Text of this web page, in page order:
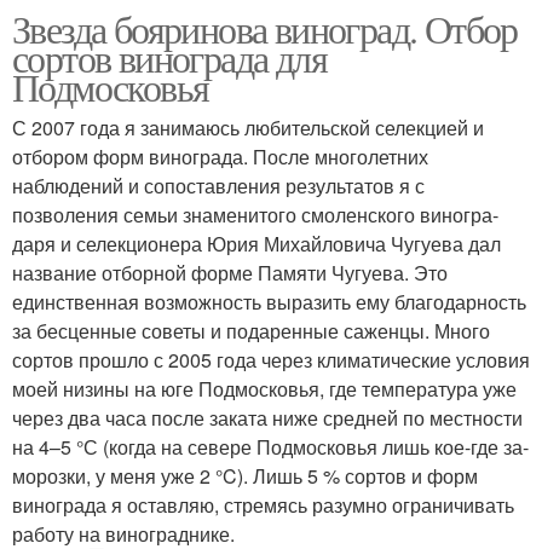
Звезда бояринова виноград. Отбор
сортов винограда для
Подмосковья
С 2007 года я занимаюсь любительской селекцией и
отбором форм винограда. После многолетних
наблюдений и сопо­ставления результатов я с
позволения се­мьи знаменитого смоленского виногра­
даря и селекционера Юрия Михайловича Чугуева дал
название отборной форме Памяти Чугуева. Это
единственная воз­можность выразить ему благодарность
за бесценные советы и подаренные са­женцы. Много
сортов прошло с 2005 года через климатические условия
моей низи­ны на юге Подмосковья, где температу­ра уже
через два часа после заката ниже средней по местности
на 4–5 °С (когда на севере Подмосковья лишь кое­-где за­
морозки, у меня уже ­2 °C). Лишь 5 % сортов и форм
винограда я оставляю, стремясь разумно ограничивать
работу на винограднике.